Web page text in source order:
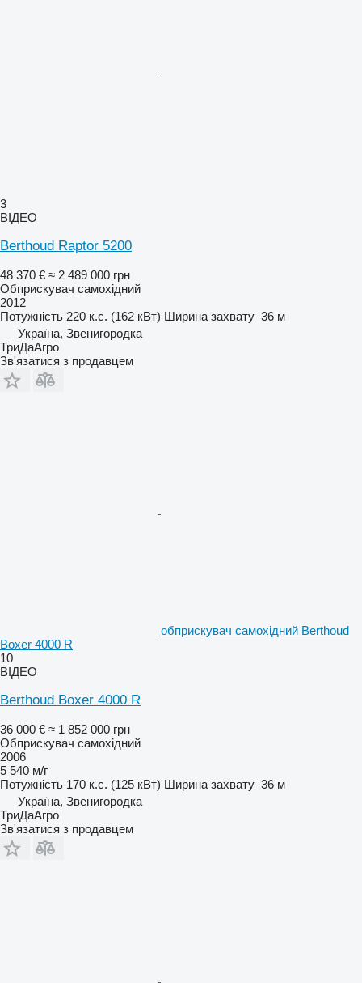
3
ВІДЕО
Berthoud Raptor 5200
48 370 € ≈ 2 489 000 грн
Обприскувач самохідний
2012
Потужність 220 к.с. (162 кВт) Ширина захвату 36 м
Україна, Звенигородка
ТриДаАгро
Зв'язатися з продавцем
обприскувач самохідний Berthoud
Boxer 4000 R
10
ВІДЕО
Berthoud Boxer 4000 R
36 000 € ≈ 1 852 000 грн
Обприскувач самохідний
2006
5 540 м/г
Потужність 170 к.с. (125 кВт) Ширина захвату 36 м
Україна, Звенигородка
ТриДаАгро
Зв'язатися з продавцем